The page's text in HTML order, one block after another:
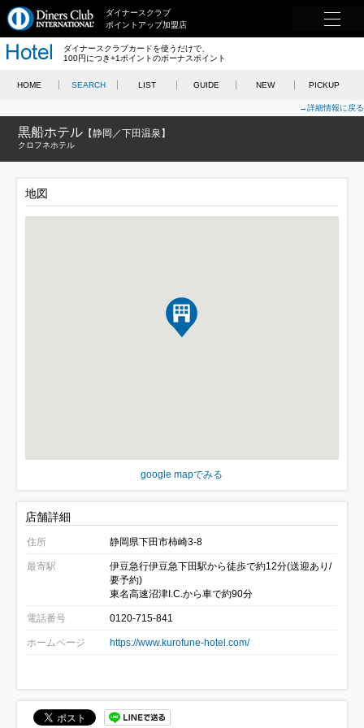
ダイナースクラブ
ポイントアップ加盟店
ダイナースクラブカードを使うだけで、
100円につき+1ポイントのボーナスポイント
HOME SEARCH LIST GUIDE NEW PICKUP
→詳細情報に戻る
黒船ホテル 【静岡／下田温泉】
クロフネホテル
地図
google mapでみる
店舗詳細
住所 静岡県下田市柿崎3-8
最寄駅
伊豆急行伊豆急下田駅から徒歩で約12分(送迎あり/
要予約)
東名高速沼津I.C.から車で約90分
電話番号 0120-715-841
ホームページ https://www.kurofune-hotel.com/